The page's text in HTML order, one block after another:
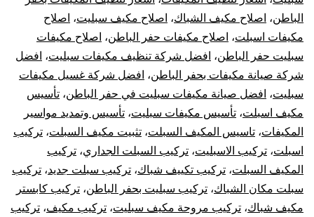
الباطن
سبليت
مركزي
دولابي
شباك
كونسيلد
الباطن، اصلاح مكيف الشباك، اصلاح مكيف سبليت، اصلاح
مكيفات اسبلت، اصلاح مكيفات حفر الباطن، اصلاح مكيفات
سبليت حفر الباطن، افضل شركة تنظيف مكيفات سبليت، افضل
شركة صيانة مكيفات بحفر الباطن، افضل شركة غسيل مكيفات
سبليت، افضل صيانة مكيفات سبليت في حفر الباطن، تأسيس
مكيف اسبلت، تأسيس مكيفات سبليت، تأسيس وتمديد مواسير
المكيفات، تاسيس المكيف السبلت، تثبيت مكيف السبلت، تركيب
اسبلت، تركيب الاسبليت، تركيب السبلت الجداري، تركيب
المكيف السبلت، تركيب تكييف شباك، تركيب سبلت جديد، تركيب
سبلت مكان الشباك، تركيب سبليت بحفر الباطن، تركيب كابستر
مكيف شباك، تركيب مروحة مكيف سبليت، تركيب مكيف، تركيب